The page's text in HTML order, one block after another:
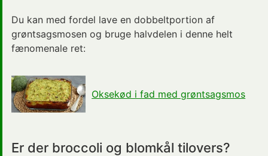
Du kan med fordel lave en dobbeltportion af
grøntsagsmosen og bruge halvdelen i denne helt
fænomenale ret:
Oksekød i fad med grøntsagsmos
Er der broccoli og blomkål tilovers?